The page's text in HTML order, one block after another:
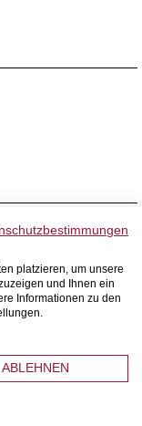
platzieren, um unsere
und Ihnen ein
Informationen zu den
ABLEHNEN